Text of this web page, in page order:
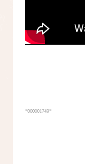
*000001749*